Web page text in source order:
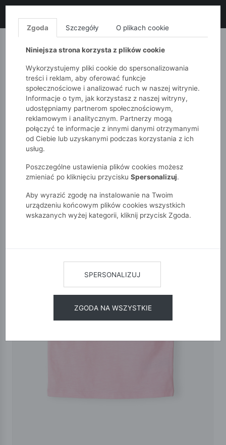
MONNARI QUIOSQUE
51015kids Niemowlak
Dziewczynki
Koszulka z napami dla dziewczynki
Zgoda Szczegóły O plikach cookie
Niniejsza strona korzysta z plików cookie
Wykorzystujemy pliki cookie do spersonalizowania
treści i reklam, aby oferować funkcje
społecznościowe i analizować ruch w naszej witrynie.
Informacje o tym, jak korzystasz z naszej witryny,
udostępniamy partnerom społecznościowym,
reklamowym i analitycznym. Partnerzy mogą
połączyć te informacje z innymi danymi otrzymanymi
od Ciebie lub uzyskanymi podczas korzystania z ich
usług.
Poszczególne ustawienia plików cookies możesz
zmieniać po kliknięciu przycisku Spersonalizuj.
Aby wyrazić zgodę na instalowanie na Twoim
urządzeniu końcowym plików cookies wszystkich
wskazanych wyżej kategorii, kliknij przycisk Zgoda.
SPERSONALIZUJ
ZGODA NA WSZYSTKIE